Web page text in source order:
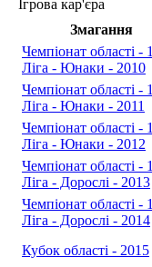
Ігрова кар'єра
Змагання
Чемпіонат області - 1
Ліга - Юнаки - 2010
Чемпіонат області - 1
Ліга - Юнаки - 2011
Чемпіонат області - 1
Ліга - Юнаки - 2012
Чемпіонат області - 1
Ліга - Дорослі - 2013
Чемпіонат області - 1
Ліга - Дорослі - 2014
Кубок області - 2015